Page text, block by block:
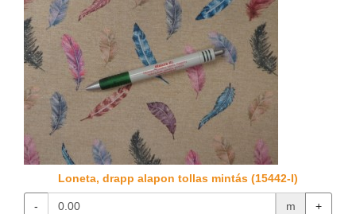
Loneta, drapp alapon tollas mintás (15442-I)
- m +